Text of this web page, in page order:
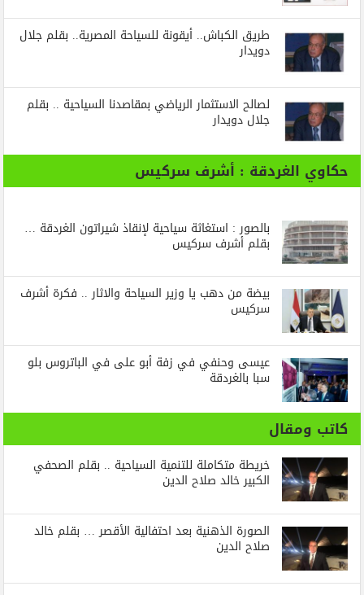
طريق الكباش.. أيقونة للسياحة المصرية.. بقلم جلال
دويدار
لصالح الاستثمار الرياضي بمقاصدنا السياحية .. بقلم
جلال دويدار
حكاوي الغردقة : أشرف سركيس
بالصور : استغاثة سياحية لإنقاذ شيراتون الغردقة …
بقلم أشرف سركيس
بيضة من دهب يا وزير السياحة والاثار .. فكرة أشرف
سركيس
عيسى وحنفي في زفة أبو على في الباتروس بلو
سبا بالغردقة
كاتب ومقال
خريطة متكاملة للتنمية السياحية .. بقلم الصحفي
الكبير خالد صلاح الدين
الصورة الذهنية بعد احتفالية الأقصر … بقلم خالد
صلاح الدين